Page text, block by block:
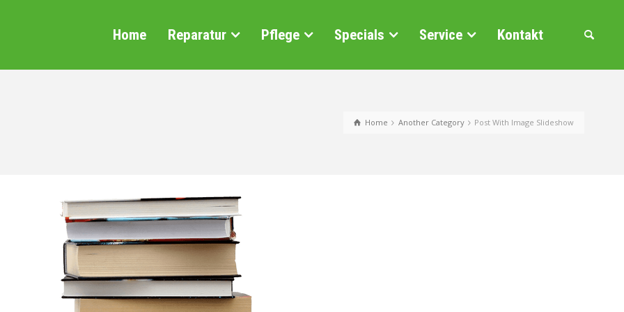
Home Reparatur Pflege Specials Service Kontakt
Home Another Category Post With Image Slideshow